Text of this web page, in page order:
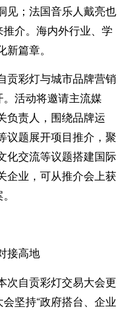
见；法国音乐人戴亮也
推介。海内外行业、学
篇章。
贡彩灯与城市品牌营销
活动将邀请主流媒
负责人，围绕品牌运
议题展开项目推介，聚
化交流等议题搭建国际
企业，可从推介会上获
接高地
次自贡彩灯交易大会更
坚持“政府搭台、企业